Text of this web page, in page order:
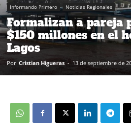
Informando Primero Noticias Regionales
Formalizan a pareja
$150 millones en el
Lagos
Por Cristian Higueras - 13 de septiembre de